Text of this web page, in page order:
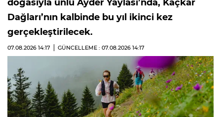
doğasıyla ünlü Ayder Yaylası’nda, Kaçkar
Dağları’nın kalbinde bu yıl ikinci kez
gerçekleştirilecek.
07.08.2026 14:17 GÜNCELLEME : 07.08.2026 14:17